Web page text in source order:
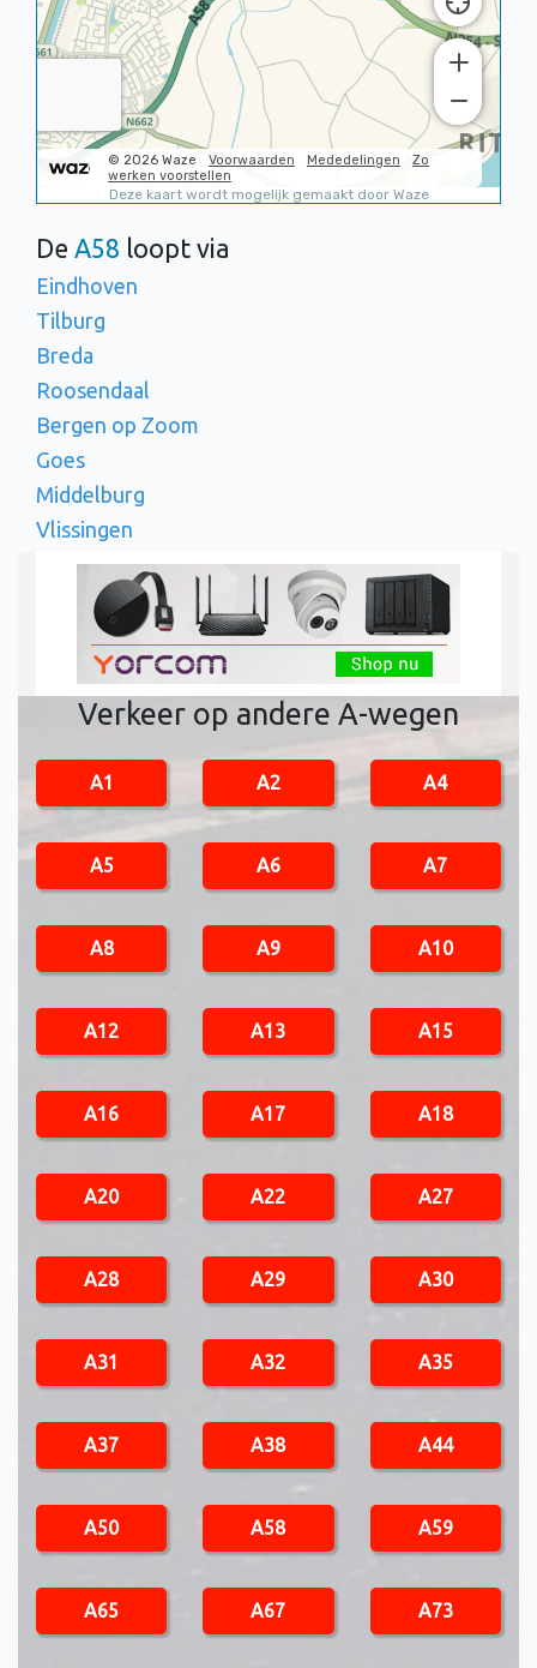
De A58 loopt via
Eindhoven
Tilburg
Breda
Roosendaal
Bergen op Zoom
Goes
Middelburg
Vlissingen
Verkeer op andere A-wegen
A1 A2 A4
A5 A6 A7
A8 A9 A10
A12 A13 A15
A16 A17 A18
A20 A22 A27
A28 A29 A30
A31 A32 A35
A37 A38 A44
A50 A58 A59
A65 A67 A73